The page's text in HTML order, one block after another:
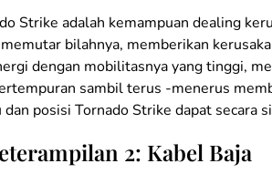
Strike adalah kemampuan dealing
bilahnya, memberikan
dengan mobilitasnya yang tinggi,
sambil terus -menerus
posisi Tornado Strike dapat secara
2: Kabel Baja